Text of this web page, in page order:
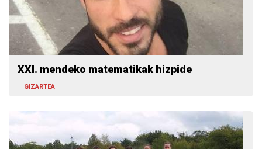
XXI. mendeko matematikak hizpide
GIZARTEA